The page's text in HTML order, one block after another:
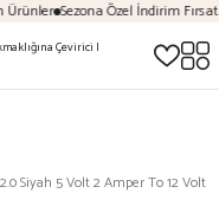
Sezona Özel İndirim
Siyah 5 Volt 2 Amper To 12 Volt